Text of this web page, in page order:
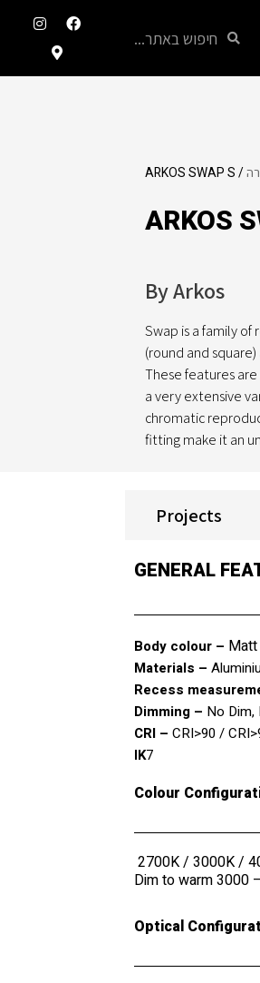
חיפוש
F
a
b
I
n
a
p
-
m
/ ARKOS SWAP S
ARKOS
By Arkos
Swap is a family of
(round and
These features
a very extensive
chromatic
fitting make it an
Projects
GENERAL
Body colour –
Materials –
Recess
Dimming – No Dim,
CRI – CRI>90/
IK7
Colour
2700K/ 3000K/
Dim to warm 3000
Optical